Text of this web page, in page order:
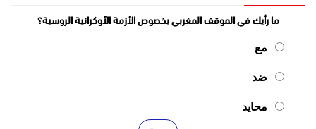
ما رأيك في الموقف المغربي بخصوص الأزمة الأوكرانية الروسية؟
مع
ضد
محايد